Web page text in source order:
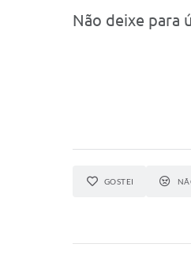
Não deixe para
GOSTEI